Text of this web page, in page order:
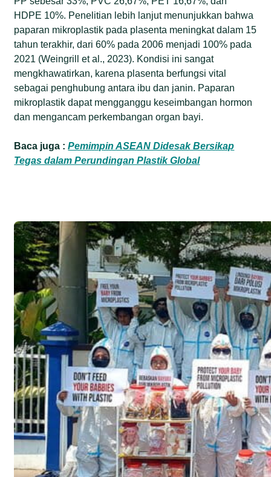
HDPE 10%. Penelitian lebih lanjut menunjukkan bahwa
paparan mikroplastik pada plasenta meningkat dalam 15
tahun terakhir, dari 60% pada 2006 menjadi 100% pada
2021 (Weingrill et al., 2023). Kondisi ini sangat
mengkhawatirkan, karena plasenta berfungsi vital
sebagai penghubung antara ibu dan janin. Paparan
mikroplastik dapat mengganggu keseimbangan hormon
dan mengancam perkembangan organ bayi.
Baca juga :Pemimpin ASEAN Didesak Bersikap
Tegas dalam Perundingan Plastik Global